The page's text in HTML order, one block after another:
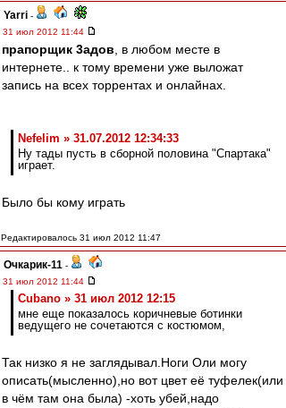
Yarri -
31 июл 2012 11:44
прапорщик 3адoв , в любом месте в
интернете.. к тому времени уже выложат
запись на всех торрентах и онлайнах.
Nefelim » 31.07.2012 12:34:33
Ну тады пусть в сборной половина "Спартака"
играет.
Было бы кому играть
Редактировалось 31 июл 2012 11:47
Очкарик-11 -
31 июл 2012 11:44
Cubano » 31 июл 2012 12:15
мне еще показалось коричневые ботинки
ведущего не сочетаются с костюмом,
Так низко я не заглядывал.Ноги Оли могу
описать(мысленно),но вот цвет её туфелек(или
в чём там она была) -хоть убей,надо